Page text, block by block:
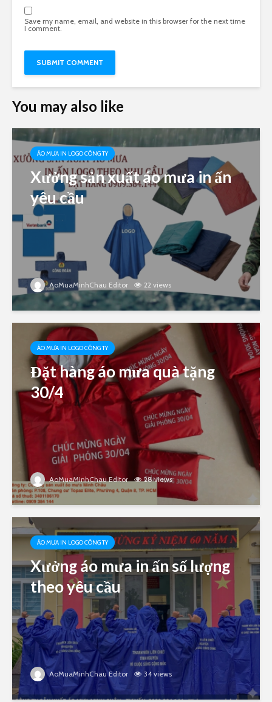
Save my name, email, and website in this browser for the next time
I comment.
You may also like
ÁO MƯA IN LOGO CÔNG TY
Xưởng sản xuất áo mưa in ấn
yêu cầu
AoMuaMinhChau Editor 22 views
ÁO MƯA IN LOGO CÔNG TY
Đặt hàng áo mưa quà tặng
30/4
AoMuaMinhChau Editor 28 views
ÁO MƯA IN LOGO CÔNG TY
Xưởng áo mưa in ấn số lượng
theo yêu cầu
AoMuaMinhChau Editor 34 views